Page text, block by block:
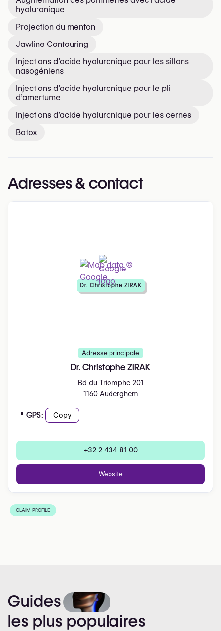
hyaluronique
Projection du menton
Jawline Contouring
Injections d’acide hyaluronique pour les sillons
nasogéniens
Injections d’acide hyaluronique pour le pli
d’amertume
Injections d’acide hyaluronique pour les cernes
Botox
Adresses & contact
Adresse principale
Dr. Christophe ZIRAK
Bd du Triomphe 201
1160 Auderghem
📍 GPS: Copy
+32 2 434 81 00
Website
Dr. Christophe ZIRAK
CLAIM PROFILE
Guides
les plus populaires